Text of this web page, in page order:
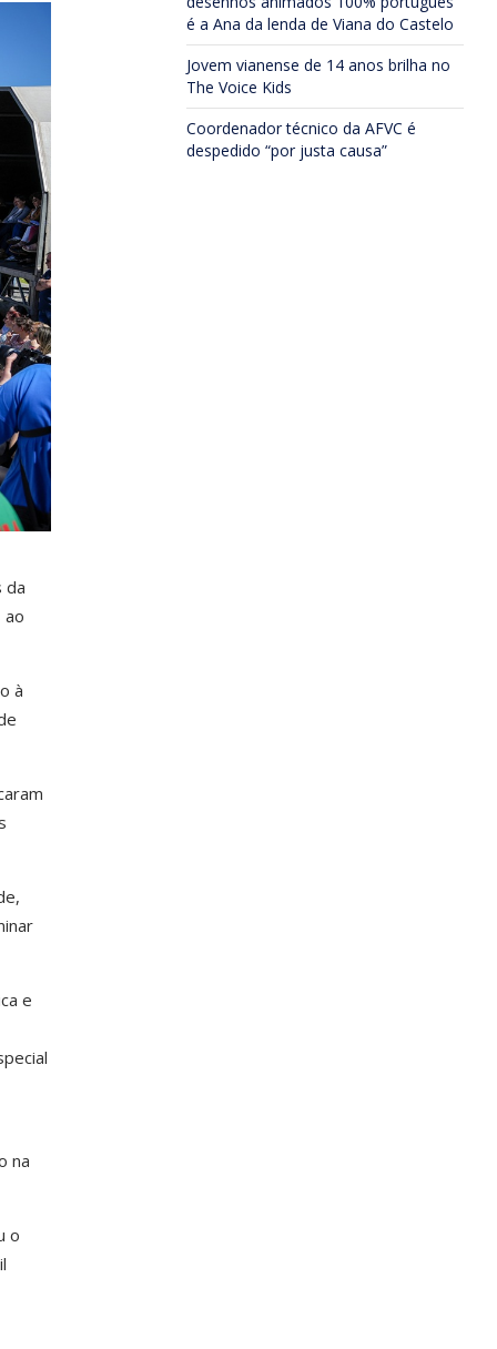
da
ao
à
e
na
o
é a Ana da lenda de Viana do Castelo
Jovem vianense de 14 anos brilha no
The Voice Kids
Coordenador técnico da AFVC é
despedido “por justa causa”